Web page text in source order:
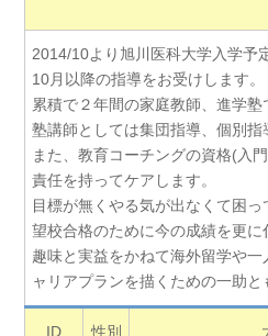
2014/10より旭川医科大学入学予
10月以降の指導をお受けします。
累積で２年間の家庭教師、進学塾
塾講師としては集団指導、個別指
また、教育コーチングの資格(入
責任を持ってケアします。
目標が無くやる気が出なくて困
望校合格のために今の成績を更に
趣味と実益をかねて海外留学や
ャリアプランを描くための一助と
ID 性別